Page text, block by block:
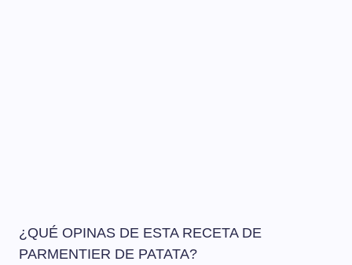
¿QUÉ OPINAS DE ESTA RECETA DE
PARMENTIER DE PATATA?